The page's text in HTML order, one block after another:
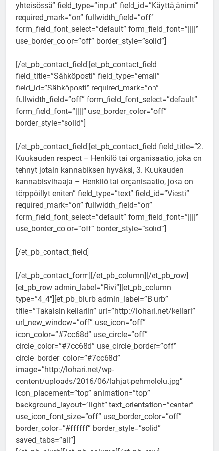
yhteisössä” field_type=”input” field_id=”Käyttäjänimi”
required_mark=”on” fullwidth_field=”off”
form_field_font_select=”default” form_field_font=”||||”
use_border_color=”off” border_style=”solid”]
[/et_pb_contact_field][et_pb_contact_field
field_title=”Sähköposti” field_type=”email”
field_id=”Sähköposti” required_mark=”on”
fullwidth_field=”off” form_field_font_select=”default”
form_field_font=”||||” use_border_color=”off”
border_style=”solid”]
[/et_pb_contact_field][et_pb_contact_field field_title=”2.
Kuukauden respect – Henkilö tai organisaatio, joka on
tehnyt jotain kannabiksen hyväksi, 3. Kuukauden
kannabisvihaaja – Henkilö tai organisaatio, joka on
törppöillyt eniten” field_type=”text” field_id=”Viesti”
required_mark=”on” fullwidth_field=”on”
form_field_font_select=”default” form_field_font=”||||”
use_border_color=”off” border_style=”solid”]
[/et_pb_contact_field]
[/et_pb_contact_form][/et_pb_column][/et_pb_row]
[et_pb_row admin_label=”Rivi”][et_pb_column
type=”4_4″][et_pb_blurb admin_label=”Blurb”
title=”Takaisin kellariin” url=”http://lohari.net/kellari”
url_new_window=”off” use_icon=”off”
icon_color=”#7cc68d” use_circle=”off”
circle_color=”#7cc68d” use_circle_border=”off”
circle_border_color=”#7cc68d”
image=”http://lohari.net/wp-
content/uploads/2016/06/lahjat-pehmolelu.jpg”
icon_placement=”top” animation=”top”
background_layout=”light” text_orientation=”center”
use_icon_font_size=”off” use_border_color=”off”
border_color=”#ffffff” border_style=”solid”
saved_tabs=”all”]